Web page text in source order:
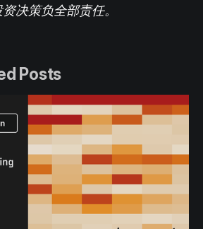
决策负全部责任。
Posts